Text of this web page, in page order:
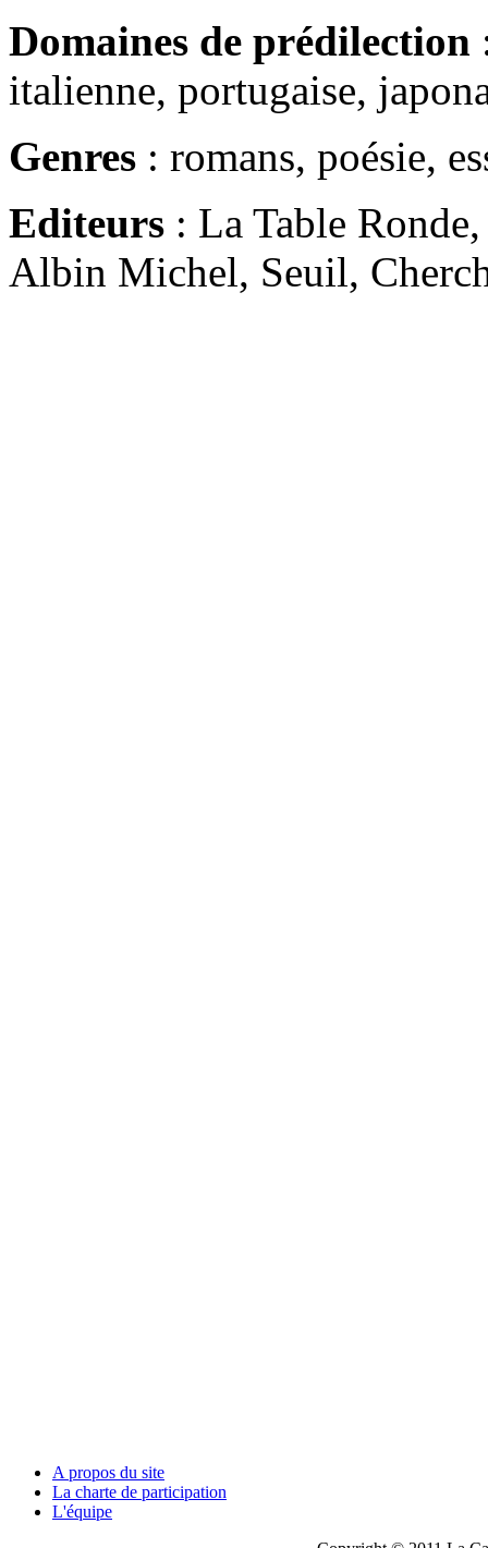
Domaines de prédilection
italienne, portugaise,
Genres : romans, poésie,
Editeurs : La Table
Albin Michel, Seuil,
A propos du site
La charte de participation
L'équipe